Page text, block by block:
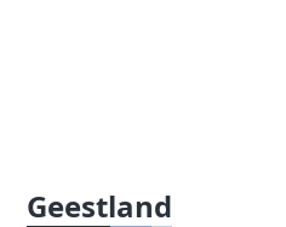
Geestland